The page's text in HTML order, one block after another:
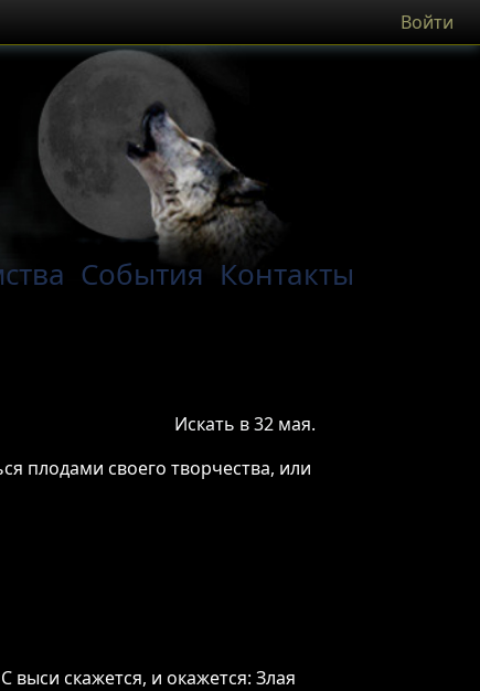
Войти
События Контакты
Искать в 32 мая.
плодами своего творчества, или
выси скажется, и окажется: Злая